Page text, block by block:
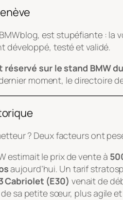
BMWblog, est stupéfiante : la
développé, testé et validé.
sur le stand BMW
moment, le directoire
? Deux facteurs ont
estimait le prix de vente à
aujourd’hui. Un tarif
Cabriolet (E30) venait de
sa petite sœur, plus agile